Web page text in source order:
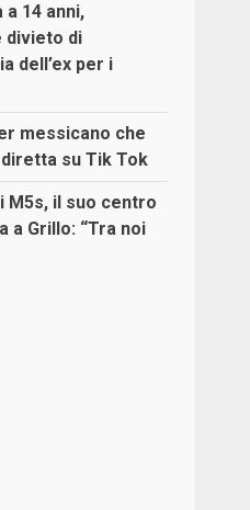
14 anni,
divieto di
dell’ex per i
messicano che
su Tik Tok
M5s, il suo centro
a Grillo: “Tra noi